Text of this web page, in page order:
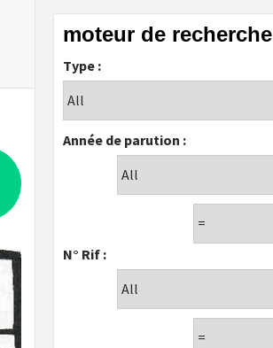
moteur de recherche
Type :
Année de parution :
N° Rif :